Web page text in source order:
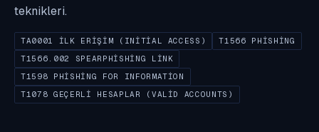
teknikleri.
TA0001 İLK ERIŞIM (INITIAL ACCESS)
T1566 PHISHING
T1566.002 SPEARPHISHING LINK
T1598 PHISHING FOR INFORMATION
T1078 GEÇERLI HESAPLAR (VALID ACCOUNTS)